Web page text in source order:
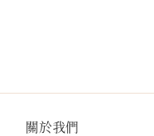
關於我們